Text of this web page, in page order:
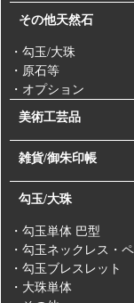
その他天然石
・勾玉/大珠
・原石等
・オプション
美術工芸品
雑貨/御朱印帳
勾玉/大珠
・勾玉単体 巴型
・勾玉ネックレス・
・勾玉ブレスレット
・大珠単体